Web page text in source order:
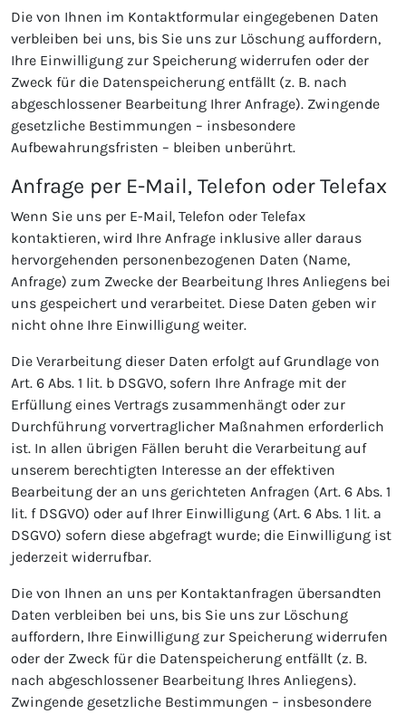
Die von Ihnen im Kontaktformular eingegebenen Daten
verbleiben bei uns, bis Sie uns zur Löschung auffordern,
Ihre Einwilligung zur Speicherung widerrufen oder der
Zweck für die Datenspeicherung entfällt (z. B. nach
abgeschlossener Bearbeitung Ihrer Anfrage). Zwingende
gesetzliche Bestimmungen – insbesondere
Aufbewahrungsfristen – bleiben unberührt.
Anfrage per E-Mail, Telefon oder Telefax
Wenn Sie uns per E-Mail, Telefon oder Telefax
kontaktieren, wird Ihre Anfrage inklusive aller daraus
hervorgehenden personenbezogenen Daten (Name,
Anfrage) zum Zwecke der Bearbeitung Ihres Anliegens bei
uns gespeichert und verarbeitet. Diese Daten geben wir
nicht ohne Ihre Einwilligung weiter.
Die Verarbeitung dieser Daten erfolgt auf Grundlage von
Art. 6 Abs. 1 lit. b DSGVO, sofern Ihre Anfrage mit der
Erfüllung eines Vertrags zusammenhängt oder zur
Durchführung vorvertraglicher Maßnahmen erforderlich
ist. In allen übrigen Fällen beruht die Verarbeitung auf
unserem berechtigten Interesse an der effektiven
Bearbeitung der an uns gerichteten Anfragen (Art. 6 Abs. 1
lit. f DSGVO) oder auf Ihrer Einwilligung (Art. 6 Abs. 1 lit. a
DSGVO) sofern diese abgefragt wurde; die Einwilligung ist
jederzeit widerrufbar.
Die von Ihnen an uns per Kontaktanfragen übersandten
Daten verbleiben bei uns, bis Sie uns zur Löschung
auffordern, Ihre Einwilligung zur Speicherung widerrufen
oder der Zweck für die Datenspeicherung entfällt (z. B.
nach abgeschlossener Bearbeitung Ihres Anliegens).
Zwingende gesetzliche Bestimmungen – insbesondere